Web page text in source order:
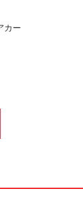
カー